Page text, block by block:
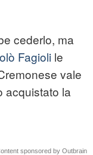
cederlo, ma
Fagioli le
vale
acquistato la
sponsored by Outbrain